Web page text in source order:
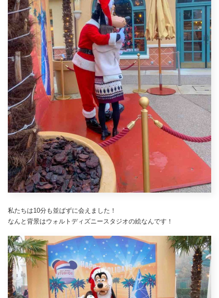
私たちは10分も並ばずに会えました！
なんと背景はウォルトディズニースタジオの絵なんです！